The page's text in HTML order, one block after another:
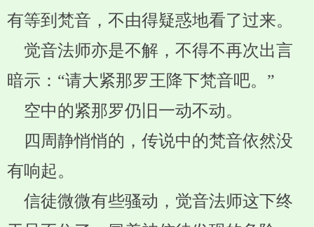
有等到梵音，不由得疑惑地看了过来。
觉音法师亦是不解，不得不再次出言
暗示：“请大紧那罗王降下梵音吧。”
空中的紧那罗仍旧一动不动。
四周静悄悄的，传说中的梵音依然没
有响起。
信徒微微有些骚动，觉音法师这下终